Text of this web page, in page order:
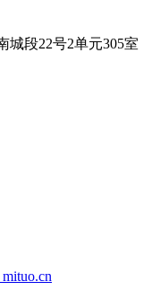
城段22号2单元305室
mituo.cn